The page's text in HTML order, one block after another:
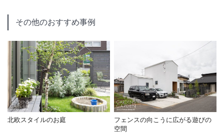
その他のおすすめ事例
北欧スタイルのお庭
フェンスの向こうに広がる遊びの
空間